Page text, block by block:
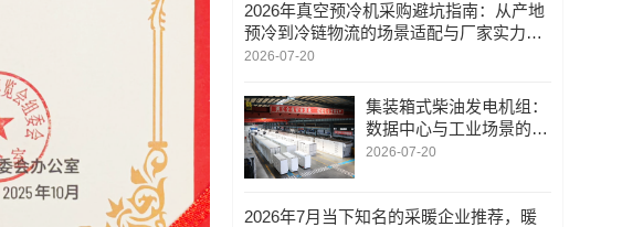
2026年真空预冷机采购避坑指南：从产地
预冷到冷链物流的场景适配与厂家实力解
析——广东酷德速创新科技有限公司
2026-07-20
集装箱式柴油发电机组：
数据中心与工业场景的电
力保障利器
2026-07-20
2026年7月当下知名的采暖企业推荐，暖